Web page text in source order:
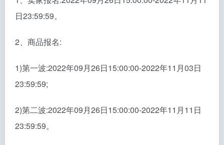
日23:59:59。
2、商品报名:
1)第一波:2022年09月26日15:00:00-2022年11月03日
23:59:59;
2)第二波:2022年09月26日15:00:00-2022年11月11日
23:59:59。